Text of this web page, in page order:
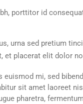
porttitor id
urna sed pretium
et placerat elit dolor
euismod mi, sed
sit amet laoreet
pharetra,